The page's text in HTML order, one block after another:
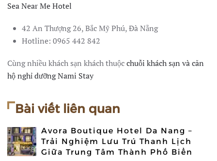
Sea Near Me Hotel
42 An Thượng 26, Bắc Mỹ Phú, Đà Nẵng
Hotline: 0965 442 842
Cùng nhiều khách sạn khách thuộcchuỗi khách sạn và căn
hộ nghỉ dưỡng Nami Stay
Bài viết liên quan
Avora Boutique Hotel Da Nang –
Trải Nghiệm Lưu Trú Thanh Lịch
Giữa Trung Tâm Thành Phố Biển